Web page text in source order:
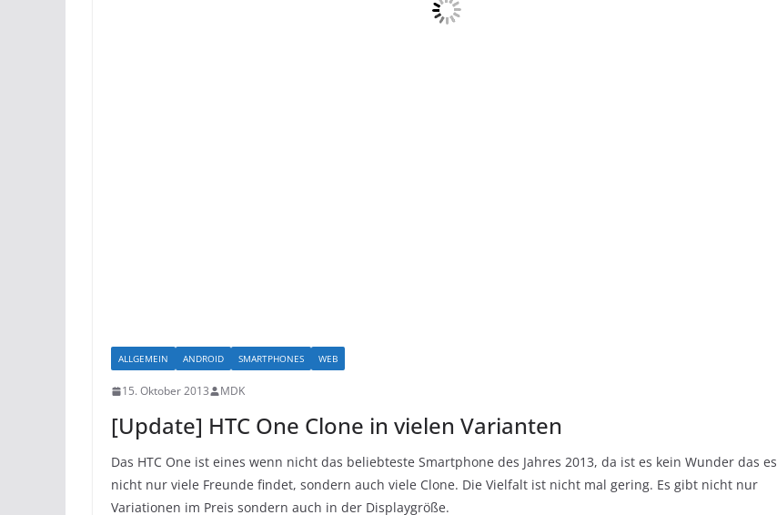
ALLGEMEIN ANDROID SMARTPHONES WEB
15. Oktober 2013 MDK
[Update] HTC One Clone in vielen Varianten
Das HTC One ist eines wenn nicht das beliebteste Smartphone des Jahres 2013, da ist es kein Wunder das es
nicht nur viele Freunde findet, sondern auch viele Clone. Die Vielfalt ist nicht mal gering. Es gibt nicht nur
Variationen im Preis sondern auch in der Displaygröße.